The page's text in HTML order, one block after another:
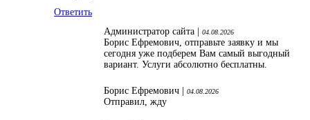
Ответить
Администратор сайта |
04.08.2026
Борис Ефремович, отправьте заявку и мы
сегодня уже подберем Вам самый выгодный
вариант. Услуги абсолютно бесплатны.
Борис Ефремович | 04.08.2026
Отправил, жду